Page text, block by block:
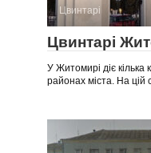
Цвинтарі
Цвинтарі
У Житомирі діє
районах міста. На цій